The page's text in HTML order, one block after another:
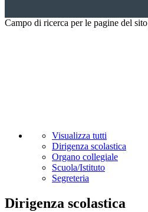
Campo di ricerca per le pagine del sito
Visualizza tutti
Dirigenza scolastica
Organo collegiale
Scuola/Istituto
Segreteria
Dirigenza scolastica